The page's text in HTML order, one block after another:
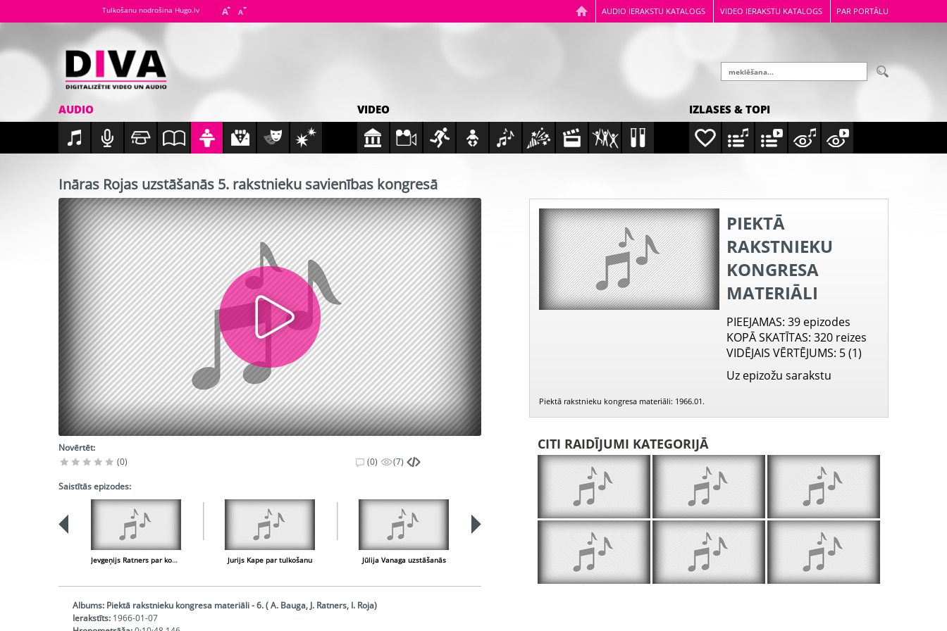
AUDIO IERAKSTU KATALOGS VIDEO IERAKSTU KATALOGS PAR PORTĀLU
Tulkošanu nodrošina Hugo.lv
AUDIO VIDEO IZLASES & TOPI
Ināras Rojas uzstāšanās 5. rakstnieku savienības kongresā
Novērtēt:
(0)
(0) (7)
Saistītās epizodes:
Jevgeņijs Ratners par komunistisko ideju popularizēšanu Jurijs Kape par tulkošanu Jūlija Vanaga uzstāšanās Pēteris Pētersons par drāmu un dzeju Ilzes Kursītes novēlējums rakstniekiem Māra Čaklā uzstāšanās
Albums: Piektā rakstnieku kongresa materiāli - 6. ( A. Bauga, J. Ratners, I. Roja)
Ierakstīts: 1966-01-07
PIEKTĀ
RAKSTNIEKU
KONGRESA
MATERIĀLI
PIEEJAMAS: 39 epizodes
KOPĀ SKATĪTAS: 320 reizes
VIDĒJAIS VĒRTĒJUMS: 5 (1)
Uz epizožu sarakstu
Piektā rakstnieku kongresa materiāli: 1966.01.
CITI RAIDĪJUMI KATEGORIJĀ